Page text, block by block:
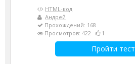
HTML-код
Андрей
Прохождений: 168
Просмотров: 422
1
Пройти тест